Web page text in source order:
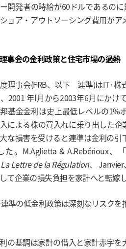
開発者の時給が60ドルであるの
ョア・アウトソーシング費用が
事会の金利政策と住宅市場の過熱
理事会(FRB、以下 連準)はIT·株
2001 年l月から2003年6月にかけ
基金金利は史上最低レベルの1%
による株の買入れに乗り出した
な損害を受けると連準は金利の
た。M.Aglietta & A.Rebérioux、
La Lettre de la Régulation、
て企業の損失負担を家計へと転嫁
準の低金利政策は深刻なリスクを
の基調は家計の借入と家計赤字を